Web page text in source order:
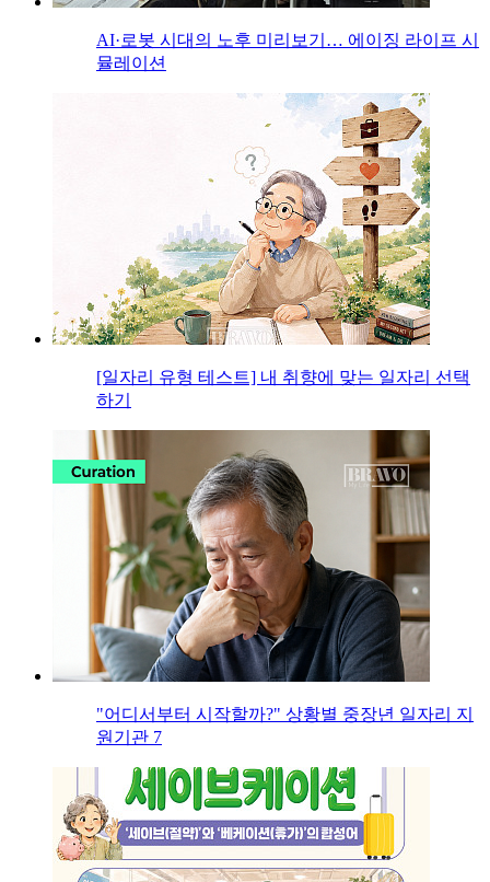
AI·로봇 시대의 노후 미리보기… 에이징 라이프 시
뮬레이션
[일자리 유형 테스트] 내 취향에 맞는 일자리 선택
하기
"어디서부터 시작할까?" 상황별 중장년 일자리 지
원기관 7